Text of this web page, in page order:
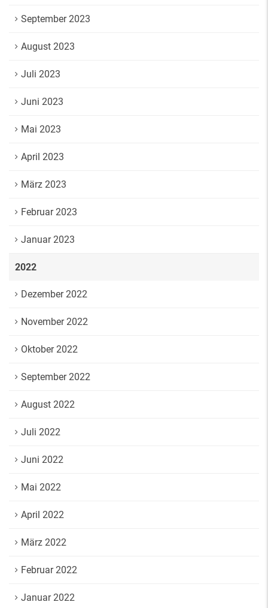
September 2023
August 2023
Juli 2023
Juni 2023
Mai 2023
April 2023
März 2023
Februar 2023
Januar 2023
2022
Dezember 2022
November 2022
Oktober 2022
September 2022
August 2022
Juli 2022
Juni 2022
Mai 2022
April 2022
März 2022
Februar 2022
Januar 2022